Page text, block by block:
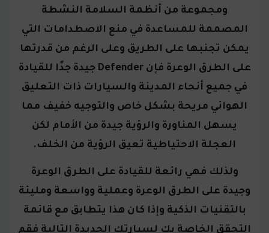
ومجموعة من أنظمة السلامة النشطة
المصممة للمساعدة في منع الاصطدامات التي
يمكن تجنبها على الطريق وعلى الرغم من قدرتها
على الطرق الوعرة فإن Defender جيدة جدًا للقيادة
في جميع أنحاء المدينة والسيارات ذات التعليق
الهوائي مريحة بشكل خاص والتوجيه خفيف مما
يسهل المناورة والرؤية جيدة من الأمام لكن
العجلة الاحتياطية تعيق الرؤية من الخلف.
ولذلك فهي رائعة للقيادة على الطرق الوعرة
وجيدة على الطرق الوعرة وعملية وواسعة ومليئة
بالتقنيات الذكية وإذا كان هذا يتطابق مع قائمة
التحقق الخاصة بك لسيارتك الجديدة التالية فقم